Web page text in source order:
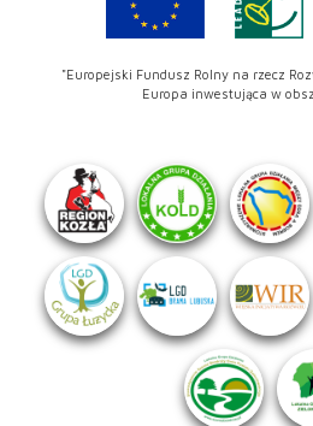
"Europejski Fundusz Rolny na rzecz
Europa inwestująca w